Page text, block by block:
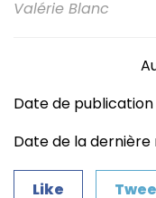
Valérie Blanc
Date de publication
Date de la dernière
Like